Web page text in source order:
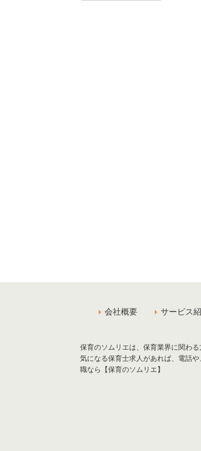
会社概要 サービス
保育のソムリエは、保育業界に関わ
気になる保育士求人があれば、電話
職なら【保育のソムリエ】